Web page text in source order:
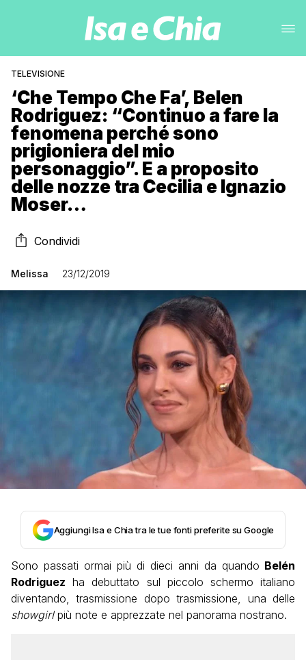
TELEVISIONE
‘Che Tempo Che Fa’, Belen
Rodriguez: “Continuo a fare la
fenomena perché sono
prigioniera del mio
personaggio”. E a proposito
delle nozze tra Cecilia e Ignazio
Moser…
Condividi
Melissa 23/12/2019
Aggiungi Isa e Chia tra le tue fonti preferite su Google
Sono passati ormai più di dieci anni da quando Belén
Rodriguez ha debuttato sul piccolo schermo italiano
diventando, trasmissione dopo trasmissione, una delle
showgirlpiù note e apprezzate nel panorama nostrano.